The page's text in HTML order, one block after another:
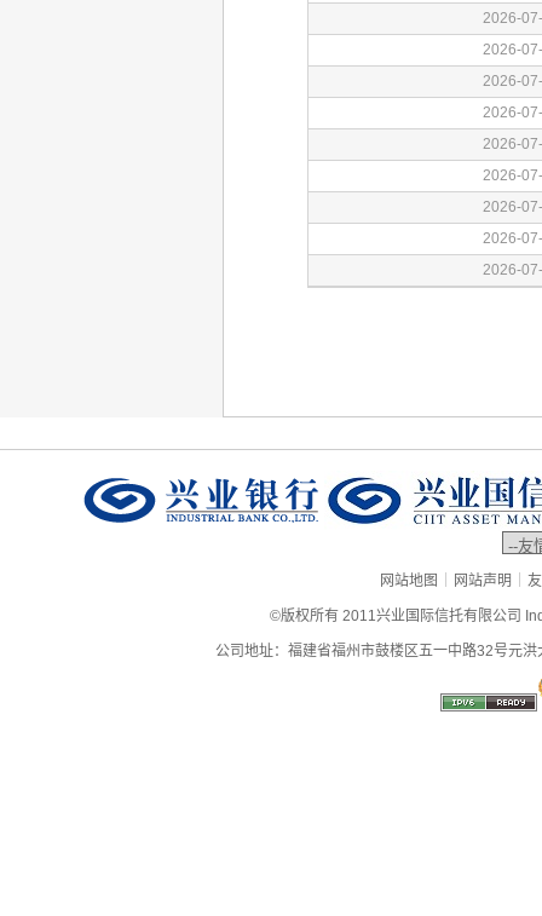
网站地图 | 网站声明 |
©版权所有 2011兴业国际信托有限公司
公司地址：福建省福州市鼓楼区五一中路32号元